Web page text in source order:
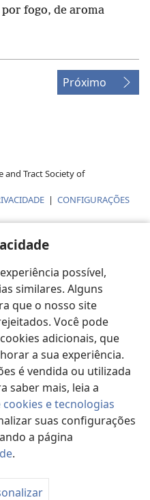
possível,
similares. Alguns
que o nosso site
Você pode
adicionais, que
a sua experiência.
é vendida ou utilizada
saber mais, leia a
e tecnologias
suas configurações
a página
.
fogo, de aroma
Próximo
and Tract Society of
| CONFIGURAÇÕES